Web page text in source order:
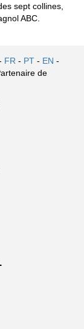
sept collines,
ABC.
FR - PT - EN -
de